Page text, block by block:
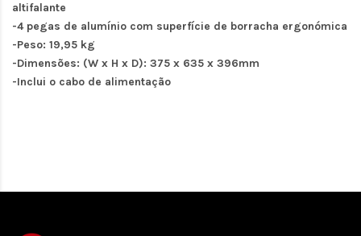
altifalante
-4 pegas de alumínio com superfície de borracha ergonómica
-Peso: 19,95 kg
-Dimensões: (W x H x D): 375 x 635 x 396mm
-Inclui o cabo de alimentação